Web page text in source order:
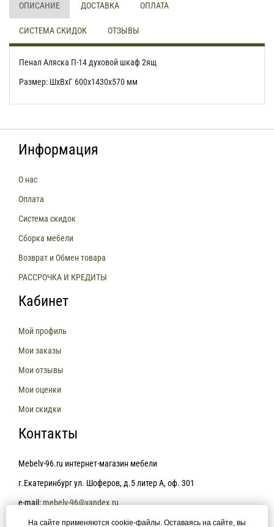
ОПИСАНИЕ ДОСТАВКА ОПЛАТА
СИСТЕМА СКИДОК ОТЗЫВЫ
Пенал Аляска П-14 духовой шкаф 2ящ
Размер: ШхВхГ 600х1430х570 мм
Информация
О нас
Оплата
Система скидок
Сборка мебели
Возврат и Обмен товара
РАССРОЧКА И КРЕДИТЫ
Кабинет
Мой профиль
Мои заказы
Мои отзывы
Мои оценки
Мои скидки
Контакты
Mebelv-96.ru интернет-магазин мебели
г.Екатеринбург ул. Шоферов, д.5 литер А, оф. 301
e-mail:mebelv-96@yandex.ru
На сайте применяются cookie-файлы. Оставаясь на сайте, вы